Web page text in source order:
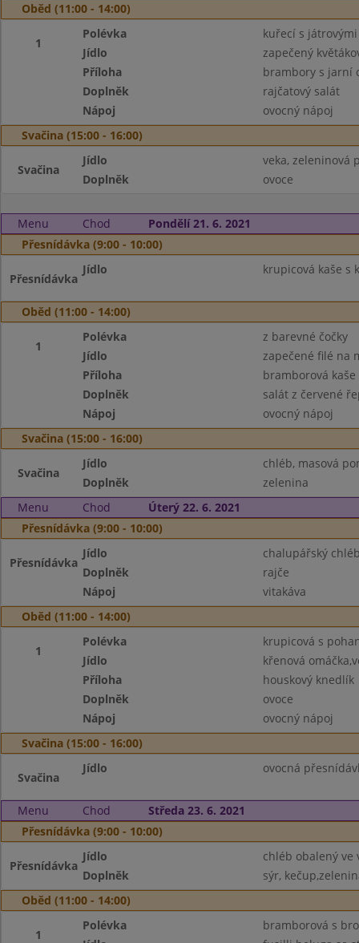
Oběd (11:00 - 14:00)
1
Polévka
kuřecí s
Jídlo
zapečený
Příloha
brambory s jarní
Doplněk
rajčatový salát
Nápoj
ovocný nápoj
Svačina (15:00 - 16:00)
Svačina
Jídlo
veka, zeleninová
Doplněk
ovoce
Menu Chod
Pondělí 21. 6. 2021
Přesnídávka (9:00 - 10:00)
Přesnídávka
Jídlo krupicová kaše s
Oběd (11:00 - 14:00)
1
Polévka
z barevné čočky
Jídlo
zapečené filé na
Příloha
bramborová kaše
Doplněk
salát z červené
Nápoj
ovocný nápoj
Svačina (15:00 - 16:00)
Svačina
Jídlo
chléb, masová
Doplněk
zelenina
Menu
Chod
Úterý 22. 6. 2021
Přesnídávka (9:00 - 10:00)
Přesnídávka
Jídlo
chalupářský
Doplněk
rajče
Nápoj
vitakáva
Oběd (11:00 - 14:00)
1
Polévka
krupicová s
Jídlo
křenová
Příloha
houskový knedlík
Doplněk
ovoce
Nápoj
ovocný nápoj
Svačina (15:00 - 16:00)
Svačina
Jídlo ovocná
Menu Chod
Středa 23. 6. 2021
Přesnídávka (9:00 - 10:00)
Přesnídávka
Jídlo
chléb obalený ve
Doplněk
sýr,
Oběd (11:00 - 14:00)
1
Polévka
bramborová s